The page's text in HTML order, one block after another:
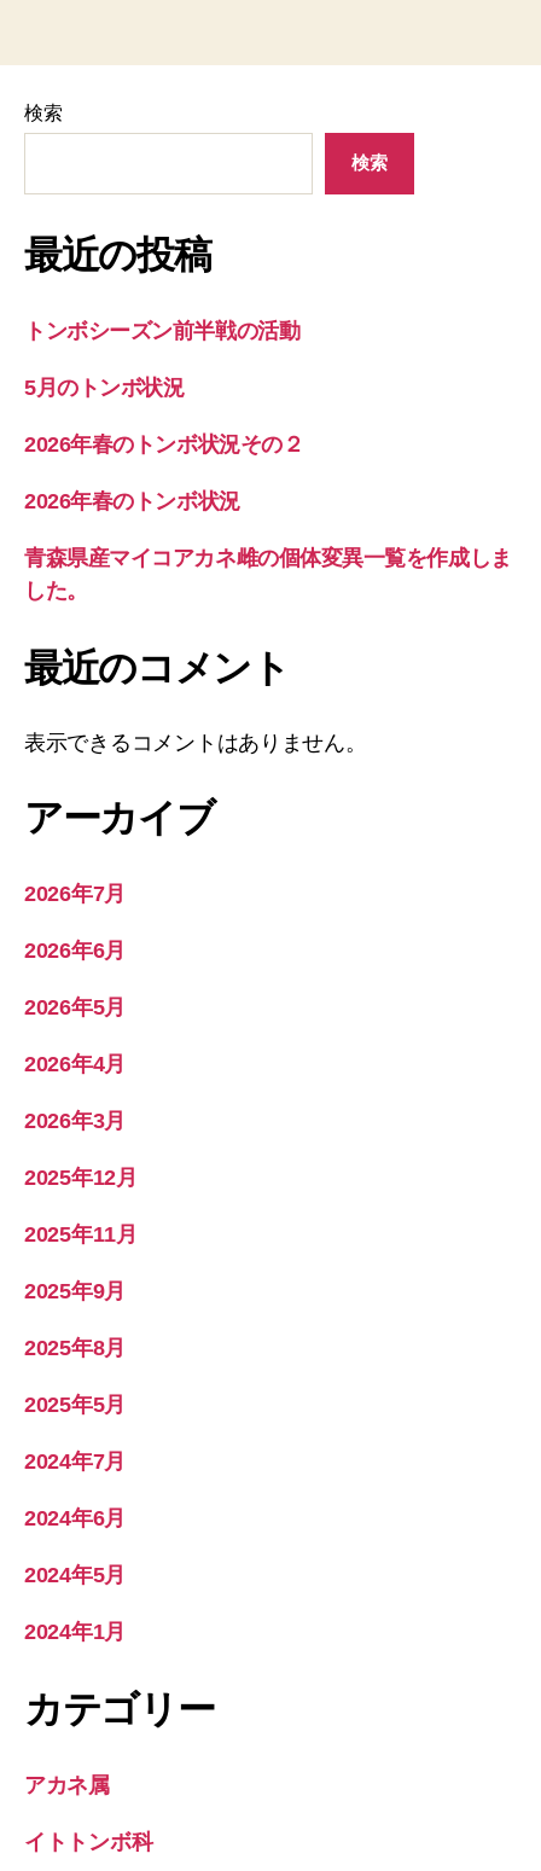
検索
検索
最近の投稿
トンボシーズン前半戦の活動
5月のトンボ状況
2026年春のトンボ状況その２
2026年春のトンボ状況
青森県産マイコアカネ雌の個体変異一覧を作成しま
した。
最近のコメント
表示できるコメントはありません。
アーカイブ
2026年7月
2026年6月
2026年5月
2026年4月
2026年3月
2025年12月
2025年11月
2025年9月
2025年8月
2025年5月
2024年7月
2024年6月
2024年5月
2024年1月
カテゴリー
アカネ属
イトトンボ科